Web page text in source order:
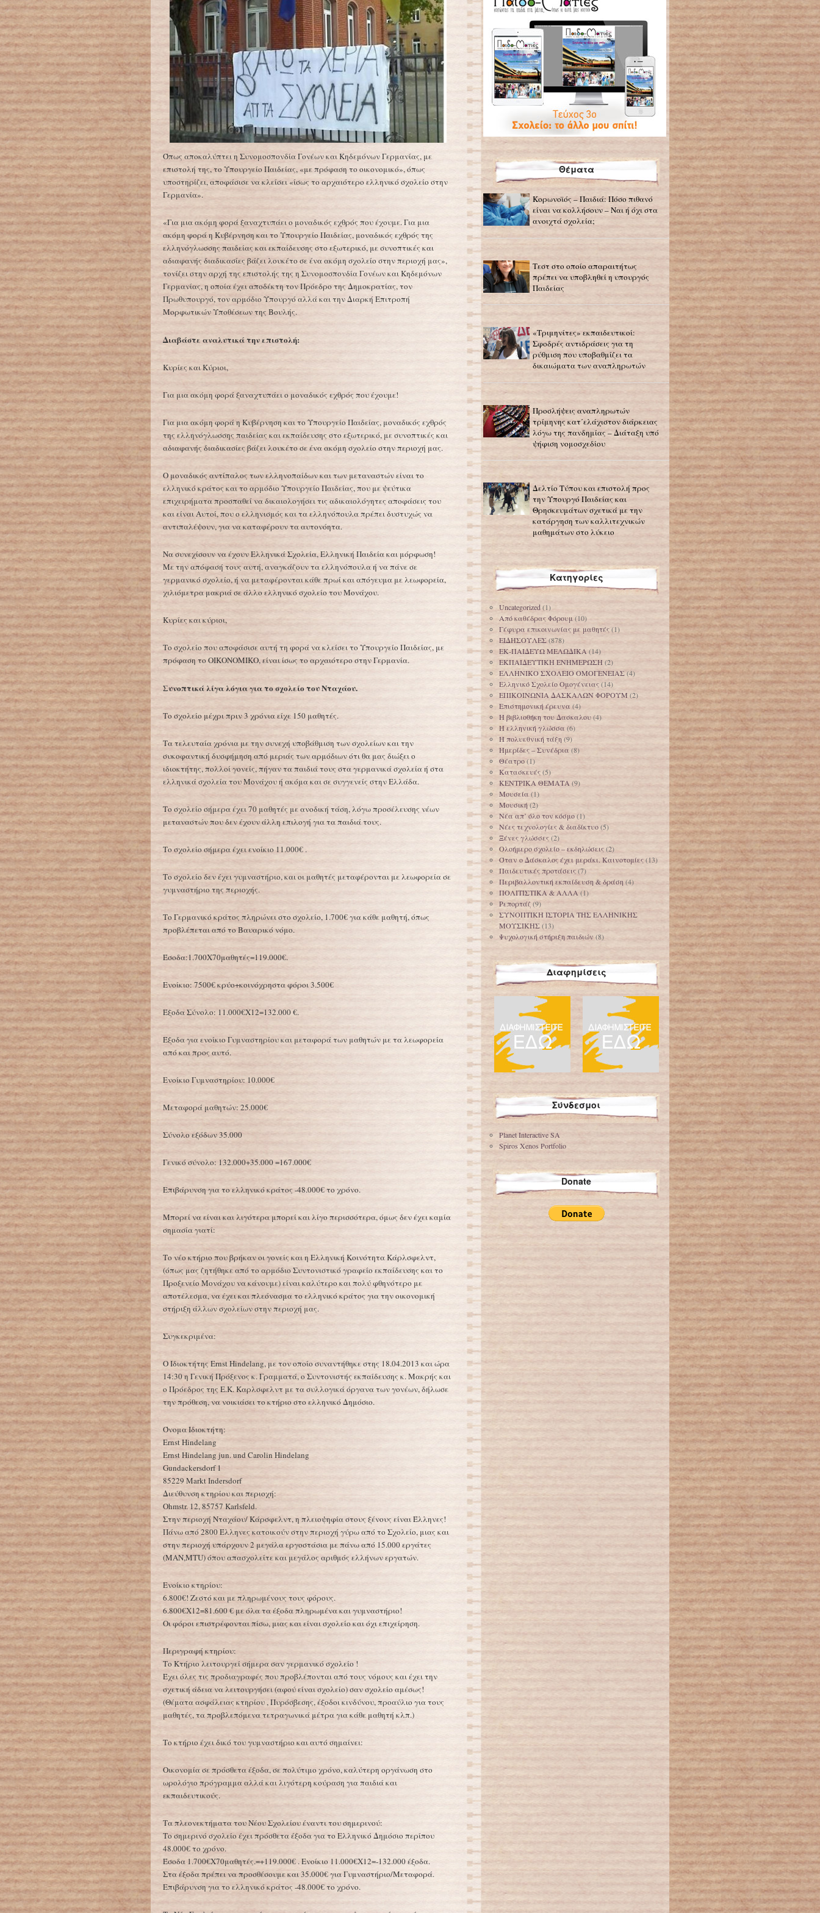
Όπως αποκαλύπτει η Συνομοσπονδία Γονέων και Κηδεμόνων Γερμανίας, με
επιστολή της, το Υπουργείο Παιδείας, «με πρόφαση το οικονομικό», όπως
υποστηρίζει, αποφάσισε να κλείσει «ίσως το αρχαιότερο ελληνικό σχολείο στην
Γερμανία».
«Για μια ακόμη φορά ξαναχτυπάει ο μοναδικός εχθρός που έχουμε. Για μια
ακόμη φορά η Kυβέρνηση και το Υπουργείο Παιδείας, μοναδικός εχθρός της
ελληνόγλωσσης παιδείας και εκπαίδευσης στο εξωτερικό, με συνοπτικές και
αδιαφανής διαδικασίες βάζει λουκέτο σε ένα ακόμη σχολείο στην περιοχή μας»,
τονίζει στην αρχή της επιστολής της η Συνομοσπονδία Γονέων και Κηδεμόνων
Γερμανίας, η οποία έχει αποδέκτη τον Πρόεδρο της Δημοκρατίας, τον
Πρωθυπουργό, τον αρμόδιο Υπουργό αλλά και την Διαρκή Επιτροπή
Μορφωτικών Υποθέσεων της Βουλής.
Διαβάστε αναλυτικά την επιστολή:
Κυρίες και Κύριοι,
Για μια ακόμη φορά ξαναχτυπάει ο μοναδικός εχθρός που έχουμε!
Για μια ακόμη φορά η Κυβέρνηση και το Υπουργείο Παιδείας, μοναδικός εχθρός
της ελληνόγλωσσης παιδείας και εκπαίδευσης στο εξωτερικό, με συνοπτικές και
αδιαφανής διαδικασίες βάζει λουκέτο σε ένα ακόμη σχολείο στην περιοχή μας.
Ο μοναδικός αντίπαλος των ελληνοπαίδων και των μεταναστών είναι το
ελληνικό κράτος και το αρμόδιο Υπουργείο Παιδείας, που με ψεύτικα
επιχειρήματα προσπαθεί να δικαιολογήσει τις αδικαιολόγητες αποφάσεις του
και είναι Αυτοί, που ο ελληνισμός και τα ελληνόπουλα πρέπει δυστυχώς να
αντιπαλέψουν, για να καταφέρουν τα αυτονόητα.
Να συνεχίσουν να έχουν Ελληνικά Σχολεία, Ελληνική Παιδεία και μόρφωση!
Με την απόφασή τους αυτή, αναγκάζουν τα ελληνόπουλα ή να πάνε σε
γερμανικό σχολείο, ή να μεταφέρονται κάθε πρωί και απόγευμα με λεωφορεία,
χιλιόμετρα μακριά σε άλλο ελληνικό σχολείο του Μονάχου.
Κυρίες και κύριοι,
Το σχολείο που αποφάσισε αυτή τη φορά να κλείσει το Υπουργείο Παιδείας, με
πρόφαση το ΟΙΚΟΝΟΜΙΚΟ, είναι ίσως το αρχαιότερο στην Γερμανία.
Συνοπτικά λίγα λόγια για το σχολείο του Νταχάου.
Το σχολείο μέχρι πριν 3 χρόνια είχε 150 μαθητές.
Τα τελευταία χρόνια με την συνεχή υποβάθμιση των σχολείων και την
συκοφαντική δυσφήμηση από μεριάς των αρμόδιων ότι θα μας διώξει ο
ιδιοκτήτης, πολλοί γονείς, πήγαν τα παιδιά τους στα γερμανικά σχολεία ή στα
ελληνικά σχολεία του Μονάχου ή ακόμα και σε συγγενείς στην Ελλάδα.
Το σχολείο σήμερα έχει 70 μαθητές με ανοδική τάση, λόγω προσέλευσης νέων
μεταναστών που δεν έχουν άλλη επιλογή για τα παιδιά τους.
Το σχολείο σήμερα έχει ενοίκιο 11.000€ .
Το σχολείο δεν έχει γυμναστήριο, και οι μαθητές μεταφέρονται με λεωφορεία σε
γυμναστήριο της περιοχής.
Το Γερμανικό κράτος πληρώνει στο σχολείο, 1.700€ για κάθε μαθητή, όπως
προβλέπεται από το Βαυαρικό νόμο.
Έσοδα:1.700Χ70μαθητές=119.000€.
Ενοίκιο: 7500€ κρύο+κοινόχρηστα φόροι 3.500€
Έξοδα Σύνολο: 11.000€Χ12=132.000 €.
Έξοδα για ενοίκιο Γυμναστηρίου και μεταφορά των μαθητών με τα λεωφορεία
από και προς αυτό.
Ενοίκιο Γυμναστηρίου: 10.000€
Μεταφορά μαθητών: 25.000€
Σύνολο εξόδων 35.000
Γενικό σύνολο: 132.000+35.000 =167.000€
Επιβάρυνση για το ελληνικό κράτος -48.000€ το χρόνο.
Μπορεί να είναι και λιγότερα μπορεί και λίγο περισσότερα, όμως δεν έχει καμία
σημασία γιατί:
Το νέο κτήριο που βρήκαν οι γονείς και η Ελληνική Κοινότητα Κάρλσφελντ,
(όπως μας ζητήθηκε από το αρμόδιο Συντονιστικό γραφείο εκπαίδευσης και το
Προξενείο Μονάχου να κάνουμε) είναι καλύτερο και πολύ φθηνότερο με
αποτέλεσμα, να έχει και πλεόνασμα το ελληνικό κράτος για την οικονομική
στήριξη άλλων σχολείων στην περιοχή μας.
Συγκεκριμένα:
Ο Ιδιοκτήτης Ernst Hindelang, με τον οποίο συναντήθηκε στης 18.04.2013 και ώρα
14:30 η Γενική Πρόξενος κ. Γραμματά, ο Συντονιστής εκπαίδευσης κ. Μακρής και
ο Πρόεδρος της Ε.Κ. Καρλσφελντ με τα συλλογικά όργανα των γονέων, δήλωσε
την πρόθεση, να νοικιάσει το κτήριο στο ελληνικό Δημόσιο.
Όνομα Ιδιοκτήτη:
Ernst Hindelang
Ernst Hindelang jun. und Carolin Hindelang
Gundackersdorf 1
85229 Markt Indersdorf
Διεύθυνση κτηρίου και περιοχή:
Ohmstr. 12, 85757 Karlsfeld.
Στην περιοχή Νταχάου/ Κάρσφελντ, η πλειοψηφία στους ξένους είναι Έλληνες!
Πάνω από 2800 Έλληνες κατοικούν στην περιοχή γύρω από το Σχολείο, μιας και
στην περιοχή υπάρχουν 2 μεγάλα εργοστάσια με πάνω από 15.000 εργάτες
(ΜΑN,ΜΤU) όπου απασχολείτε και μεγάλος αριθμός ελλήνων εργατών.
Ενοίκιο κτηρίου:
6.800€! Ζεστό και με πληρωμένους τους φόρους.
6.800€Χ12=81.600 € με όλα τα έξοδα πληρωμένα και γυμναστήριο!
Οι φόροι επιστρέφονται πίσω, μιας και είναι σχολείο και όχι επιχείρηση.
Περιγραφή κτηρίου:
Το Κτήριο λειτουργεί σήμερα σαν γερμανικό σχολείο !
Έχει όλες τις προδιαγραφές που προβλέπονται από τους νόμους και έχει την
σχετική άδεια να λειτουργήσει (αφού είναι σχολείο) σαν σχολείο αμέσως!
(Θέματα ασφάλειας κτηρίου , Πυρόσβεσης, έξοδοι κινδύνου, προαύλιο για τους
μαθητές, τα προβλεπόμενα τετραγωνικά μέτρα για κάθε μαθητή κλπ.)
Το κτήριο έχει δικό του γυμναστήριο και αυτό σημαίνει:
Οικονομία σε πρόσθετα έξοδα, σε πολύτιμο χρόνο, καλύτερη οργάνωση στο
ωρολόγιο πρόγραμμα αλλά και λιγότερη κούραση για παιδιά και
εκπαιδευτικούς.
Τα πλεονεκτήματα του Νέου Σχολείου έναντι του σημερινού:
Το σημερινό σχολείο έχει πρόσθετα έξοδα για το Ελληνικό Δημόσιο περίπου
48.000€ το χρόνο.
Έσοδα 1.700€Χ70μαθητές.=+119.000€ . Ενοίκιο 11.000€Χ12=-132.000 έξοδα.
Στα έξοδα πρέπει να προσθέσουμε και 35.000€ για Γυμναστήριο/Μεταφορά.
Επιβάρυνση για το ελληνικό κράτος -48.000€ το χρόνο.
Θέματα
Κορωνοϊός – Παιδιά: Πόσο πιθανό
είναι να κολλήσουν – Ναι ή όχι στα
ανοιχτά σχολεία;
Τεστ στο οποίο απαραιτήτως
πρέπει να υποβληθεί η υπουργός
Παιδείας
«Τριμηνίτες» εκπαιδευτικοί:
Σφοδρές αντιδράσεις για τη
ρύθμιση που υποβαθμίζει τα
δικαιώματα των αναπληρωτών
Προσλήψεις αναπληρωτών
τρίμηνης κατ΄ελάχιστον διάρκειας
λόγω της πανδημίας – Διάταξη υπό
ψήφιση νομοσχεδίου
Δελτίο Τύπου και επιστολή προς
την Υπουργό Παιδείας και
Θρησκευμάτων σχετικά με την
κατάργηση των καλλιτεχνικών
μαθημάτων στο λύκειο
Κατηγορίες
Uncategorized (1)
Από καθέδρας Φόρουμ(10)
Γέφυρα επικοινωνίας με μαθητές(1)
ΕΙΔΗΣΟΥΛΕΣ(878)
ΕΚ-ΠΑΙΔΕΥΩ ΜΕΛΩΔΙΚΑ (14)
ΕΚΠΑΙΔΕΥΤΙΚΗ ΕΝΗΜΕΡΩΣΗ(2)
ΕΛΛΗΝΙΚΟ ΣΧΟΛΕΙΟ ΟΜΟΓΕΝΕΙΑΣ(4)
Ελληνικό Σχολείο Ομογένειας(14)
ΕΠΙΚΟΙΝΩΝΙΑ ΔΑΣΚΑΛΩΝ ΦΟΡΟΥΜ (2)
Επιστημονική έρευνα (4)
Η βιβλιοθήκη του Δασκαλου(4)
Η ελληνική γλώσσα (6)
Η πολυεθνική τάξη (9)
Ημερίδες – Συνέδρια (8)
Θέατρο(1)
Κατασκευές(5)
ΚΕΝΤΡΙΚΑ ΘΕΜΑΤΑ (9)
Μουσεία (1)
Μουσική(2)
Νέα απ’ όλο τον κόσμο(1)
Νέες τεχνολογίες & διαδίκτυο(5)
Ξένες γλώσσες(2)
Ολοήμερο σχολείο – εκδηλώσεις(2)
Όταν ο Δάσκαλος έχει μεράκι. Καινοτομίες(13)
Παιδευτικές προτάσεις(7)
Περιβαλλοντική εκπαίδευση & δράση (4)
ΠΟΛΙΤΙΣΤΙΚΑ & ΑΛΛΑ (1)
Ρεπορτάζ(9)
ΣΥΝΟΠΤΙΚΗ ΙΣΤΟΡΙΑ ΤΗΣ ΕΛΛΗΝΙΚΗΣ
ΜΟΥΣΙΚΗΣ(13)
Ψυχολογική στήριξη παιδιών (8)
Διαφημίσεις
Σύνδεσμοι
Planet Interactive SA
Spiros Xenos Portfolio
Donate